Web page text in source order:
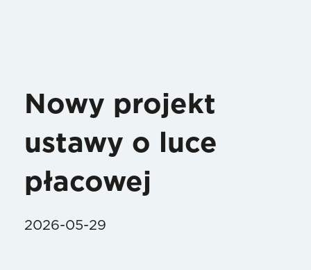
Nowy projekt
ustawy o luce
płacowej
2026-05-29